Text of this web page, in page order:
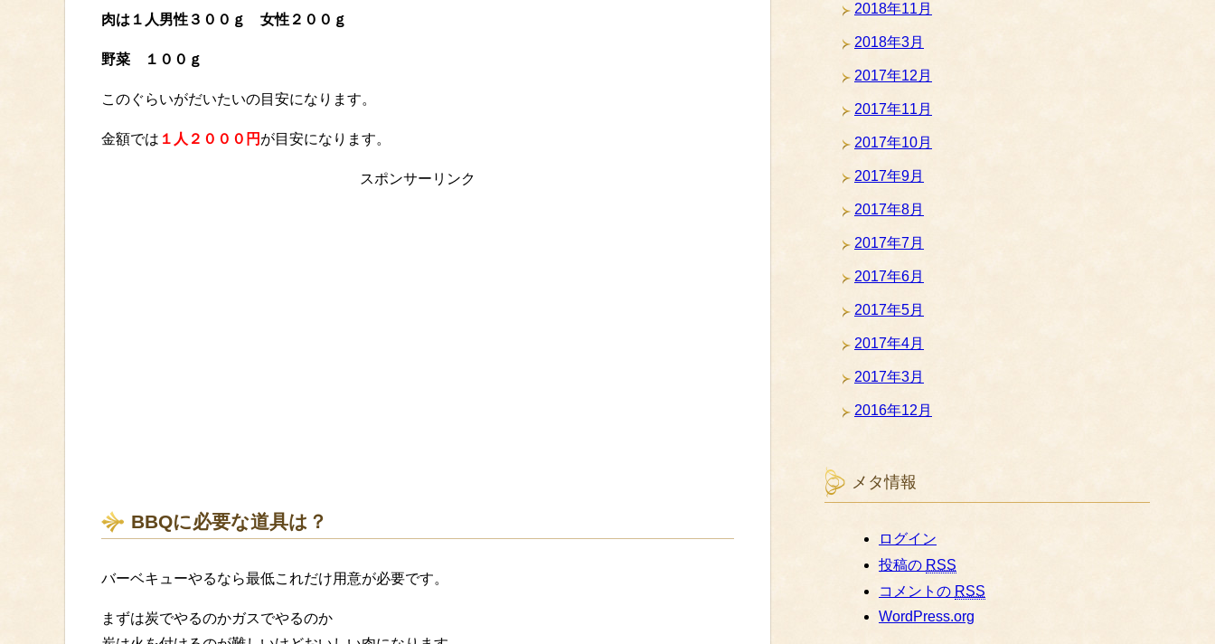
肉は１人男性３００ｇ 女性２００ｇ
野菜 １００ｇ
このぐらいがだいたいの目安になります。
金額では １人２０００円 が目安になります。
スポンサーリンク
BBQに必要な道具は？
バーベキューやるなら最低これだけ用意が必要です。
まずは炭でやるのかガスでやるのか
2018年11月
2018年3月
2017年12月
2017年11月
2017年10月
2017年9月
2017年8月
2017年7月
2017年6月
2017年5月
2017年4月
2017年3月
2016年12月
メタ情報
ログイン
投稿の RSS
コメントの RSS
WordPress.org